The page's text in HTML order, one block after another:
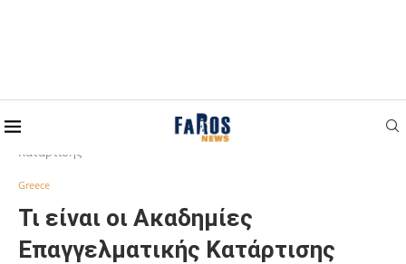
Home
Τι είναι οι Ακαδημίες Επαγγελματικής
Κατάρτισης
Greece
Τι είναι οι Ακαδημίες
Επαγγελματικής Κατάρτισης